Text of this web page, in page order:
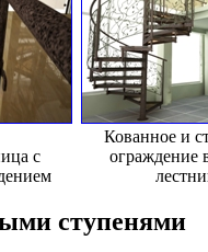
с
Кованное и
ограждение
ступенями